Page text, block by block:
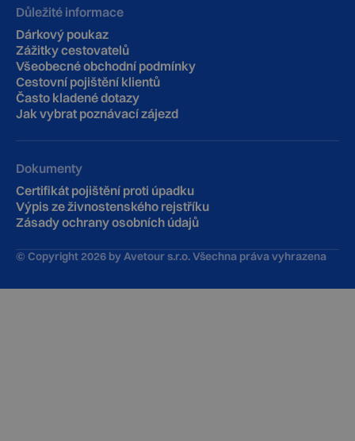
Důležité informace
Dárkový poukaz
Zážitky cestovatelů
Všeobecné obchodní podmínky
Cestovní pojištění klientů
‍Často kladené dotazy
Jak vybrat poznávací zájezd
Dokumenty
Certifikát pojištění proti úpadku
Výpis ze živnostenského rejstříku
Zásady ochrany osobních údajů
© Copyright2026 by Avetour s.r.o. Všechna práva vyhrazena